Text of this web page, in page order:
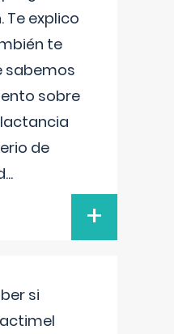
Te explico
te
sabemos
sobre
de
...
+
si